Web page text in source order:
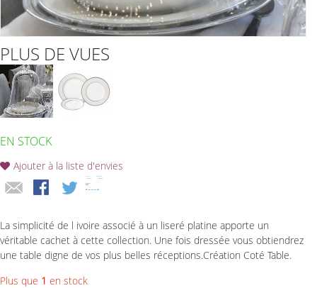
PLUS DE VUES
EN STOCK
Ajouter à la liste d'envies
La simplicité de l ivoire associé à un liseré platine apporte un
véritable cachet à cette collection. Une fois dressée vous obtiendrez
une table digne de vos plus belles réceptions.Création Coté Table.
Plus que 1 en stock